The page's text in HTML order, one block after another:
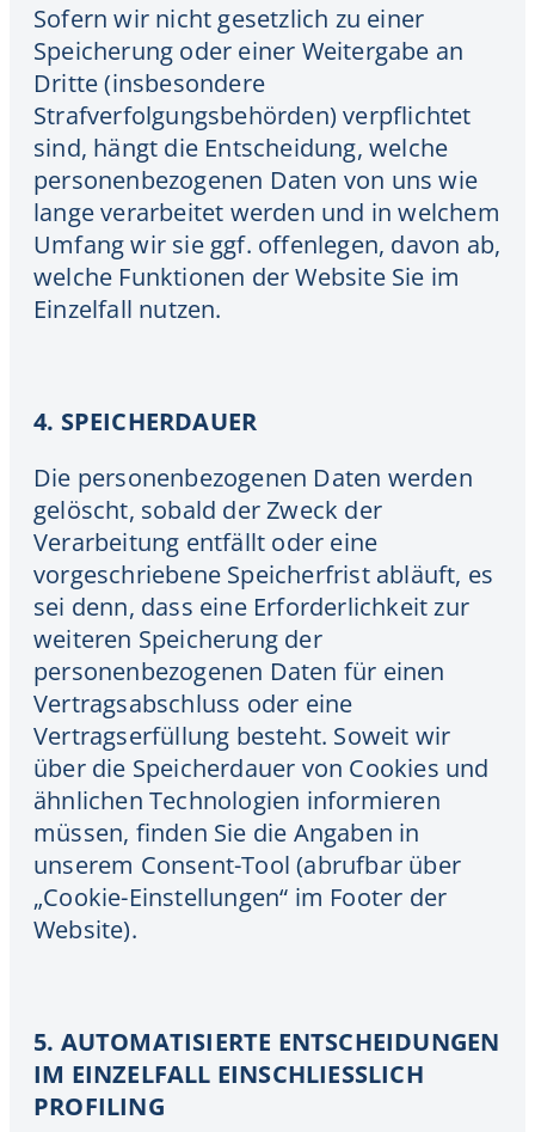
Sofern wir nicht gesetzlich zu einer
Speicherung oder einer Weitergabe an
Dritte (insbesondere
Strafverfolgungsbehörden) verpflichtet
sind, hängt die Entscheidung, welche
personenbezogenen Daten von uns wie
lange verarbeitet werden und in welchem
Umfang wir sie ggf. offenlegen, davon ab,
welche Funktionen der Website Sie im
Einzelfall nutzen.
4. SPEICHERDAUER
Die personenbezogenen Daten werden
gelöscht, sobald der Zweck der
Verarbeitung entfällt oder eine
vorgeschriebene Speicherfrist abläuft, es
sei denn, dass eine Erforderlichkeit zur
weiteren Speicherung der
personenbezogenen Daten für einen
Vertragsabschluss oder eine
Vertragserfüllung besteht. Soweit wir
über die Speicherdauer von Cookies und
ähnlichen Technologien informieren
müssen, finden Sie die Angaben in
unserem Consent-Tool (abrufbar über
„Cookie-Einstellungen“ im Footer der
Website).
5. AUTOMATISIERTE ENTSCHEIDUNGEN
IM EINZELFALL EINSCHLIESSLICH
PROFILING